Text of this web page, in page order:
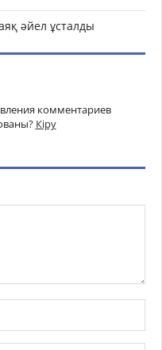
әйел ұсталды
комментариев
Кіру